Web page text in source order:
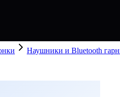
Наушники и Bluetooth